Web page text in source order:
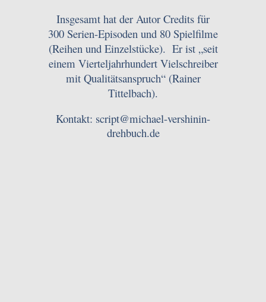
Insgesamt hat der Autor Credits für
300 Serien-Episoden und 80 Spielfilme
(Reihen und Einzelstücke). Er ist „seit
einem Vierteljahrhundert Vielschreiber
mit Qualitätsanspruch“ (Rainer
Tittelbach).
Kontakt: script@michael-vershinin-
drehbuch.de